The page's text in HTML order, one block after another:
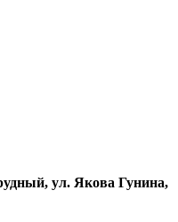
ул. Якова Гунина,